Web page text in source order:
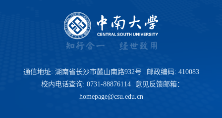
通信地址: 湖南省长沙市麓山南路932号
邮政编码: 410083
校内电话查询: 0731-88876114
意见反馈邮箱：
homepage@csu.edu.cn